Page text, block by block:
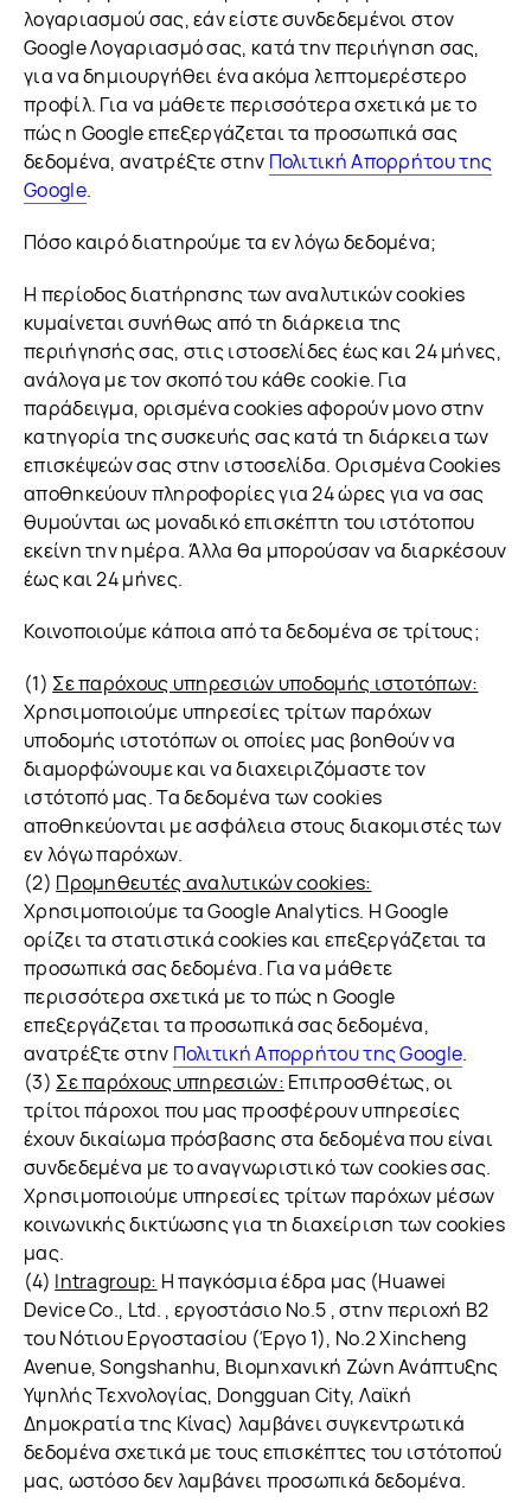
λογαριασμού σας, εάν είστε συνδεδεμένοι στον
Google Λογαριασμό σας, κατά την περιήγηση σας,
για να δημιουργήθει ένα ακόμα λεπτομερέστερο
προφίλ. Για να μάθετε περισσότερα σχετικά με το
πώς η Google επεξεργάζεται τα προσωπικά σας
δεδομένα, ανατρέξτε στην Πολιτική Απορρήτου της
Google.
Πόσο καιρό διατηρούμε τα εν λόγω δεδομένα;
Η περίοδος διατήρησης των αναλυτικών cookies
κυμαίνεται συνήθως από τη διάρκεια της
περιήγησής σας, στις ιστοσελίδες έως και 24 μήνες,
ανάλογα με τον σκοπό του κάθε cookie. Για
παράδειγμα, ορισμένα cookies αφορούν μονο στην
κατηγορία της συσκευής σας κατά τη διάρκεια των
επισκέψεών σας στην ιστοσελίδα. Ορισμένα Cookies
αποθηκεύουν πληροφορίες για 24 ώρες για να σας
θυμούνται ως μοναδικό επισκέπτη του ιστότοπου
εκείνη την ημέρα. Άλλα θα μπορούσαν να διαρκέσουν
έως και 24 μήνες.
Κοινοποιούμε κάποια από τα δεδομένα σε τρίτους;
(1) Σε παρόχους υπηρεσιών υποδομής ιστοτόπων:
Χρησιμοποιούμε υπηρεσίες τρίτων παρόχων
υποδομής ιστοτόπων οι οποίες μας βοηθούν να
διαμορφώνουμε και να διαχειριζόμαστε τον
ιστότοπό μας. Τα δεδομένα των cookies
αποθηκεύονται με ασφάλεια στους διακομιστές των
εν λόγω παρόχων.
(2) Προμηθευτές αναλυτικών cookies:
Χρησιμοποιούμε τα Google Analytics. Η Google
ορίζει τα στατιστικά cookies και επεξεργάζεται τα
προσωπικά σας δεδομένα. Για να μάθετε
περισσότερα σχετικά με το πώς η Google
επεξεργάζεται τα προσωπικά σας δεδομένα,
ανατρέξτε στην Πολιτική Απορρήτου της Google.
(3) Σε παρόχους υπηρεσιών: Επιπροσθέτως, οι
τρίτοι πάροχοι που μας προσφέρουν υπηρεσίες
έχουν δικαίωμα πρόσβασης στα δεδομένα που είναι
συνδεδεμένα με το αναγνωριστικό των cookies σας.
Χρησιμοποιούμε υπηρεσίες τρίτων παρόχων μέσων
κοινωνικής δικτύωσης για τη διαχείριση των cookies
μας.
(4) Intragroup: Η παγκόσμια έδρα μας (Huawei
Device Co., Ltd. , εργοστάσιο No.5 , στην περιοχή Β2
του Νότιου Εργοστασίου (Έργο 1), No.2 Xincheng
Avenue, Songshanhu, Βιομηχανική Ζώνη Ανάπτυξης
Υψηλής Τεχνολογίας, Dongguan City, Λαϊκή
Δημοκρατία της Κίνας) λαμβάνει συγκεντρωτικά
δεδομένα σχετικά με τους επισκέπτες του ιστότοπού
μας, ωστόσο δεν λαμβάνει προσωπικά δεδομένα.